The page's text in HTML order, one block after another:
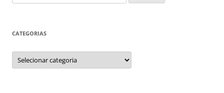
por:
CATEGORIAS
Categorias